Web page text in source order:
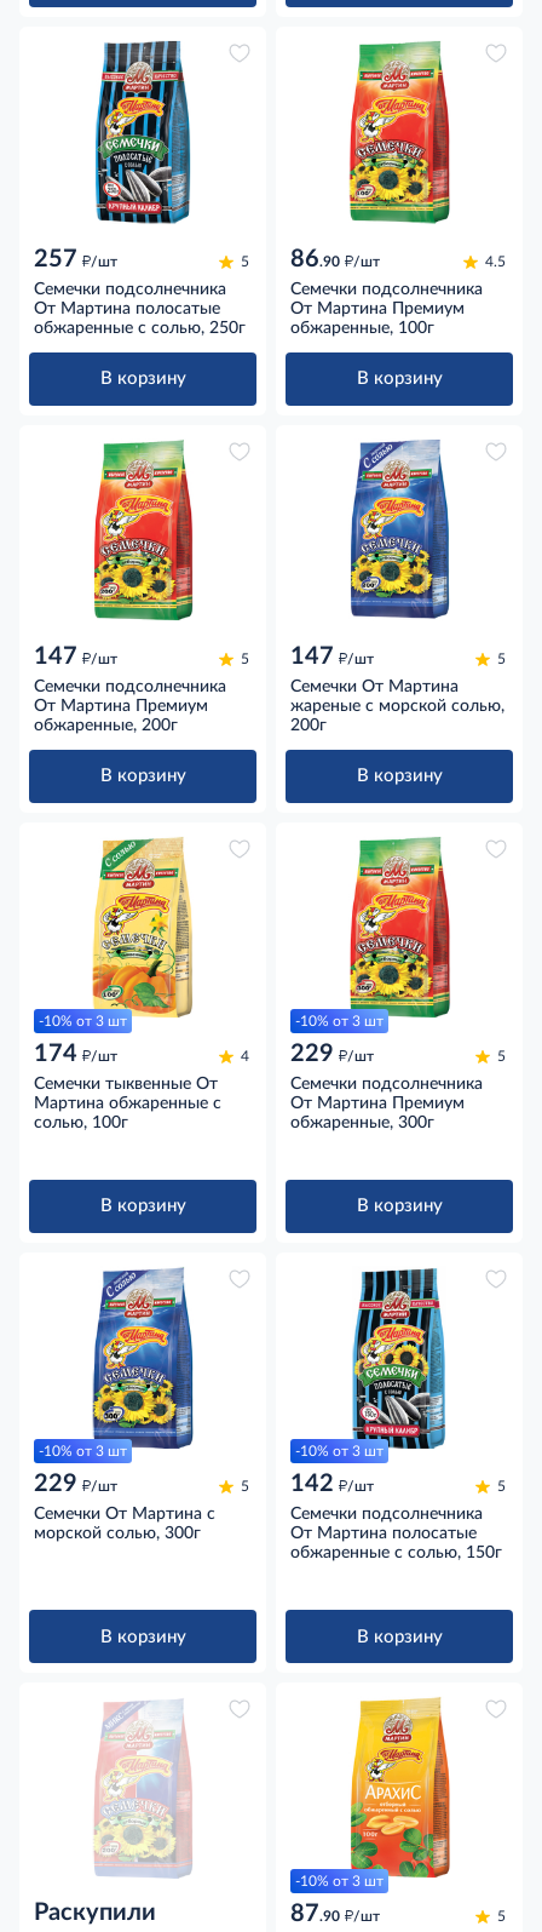
257 д/шт 5
Семечки подсолнечника
От Мартина полосатые
обжаренные с солью, 250г
В корзину
86.90 д/шт 4.5
Семечки подсолнечника
От Мартина Премиум
обжаренные, 100г
В корзину
147 д/шт 5
Семечки подсолнечника
От Мартина Премиум
обжаренные, 200г
В корзину
147 д/шт 5
Семечки От Мартина
жареные с морской солью,
200г
В корзину
-10% от 3 шт
174 д/шт 4
Семечки тыквенные От
Мартина обжаренные с
солью, 100г
В корзину
-10% от 3 шт
229 д/шт 5
Семечки подсолнечника
От Мартина Премиум
обжаренные, 300г
В корзину
-10% от 3 шт
229 д/шт 5
Семечки От Мартина с
морской солью, 300г
В корзину
-10% от 3 шт
142 д/шт 5
Семечки подсолнечника
От Мартина полосатые
обжаренные с солью, 150г
В корзину
Раскупили
-10% от 3 шт
87.90 д/шт 5